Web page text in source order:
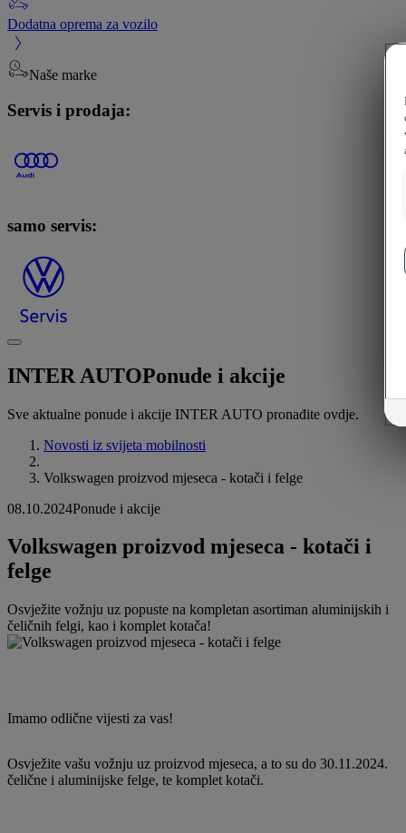
Dodatna oprema za vozilo
Naše marke
Servis i prodaja:
samo servis:
INTER AUTOPonude i akcije
Sve aktualne ponude i akcije INTER AUTO pronađite ovdje.
Novosti iz svijeta mobilnosti
Volkswagen proizvod mjeseca - kotači i felge
08.10.2024Ponude i akcije
Volkswagen proizvod mjeseca - kotači i
felge
Osvježite vožnju uz popuste na kompletan asortiman aluminijskih i
čeličnih felgi, kao i komplet kotača!
Imamo odlične vijesti za vas!
Osvježite vašu vožnju uz proizvod mjeseca, a to su do 30.11.2024.
čelične i aluminijske felge, te komplet kotači.